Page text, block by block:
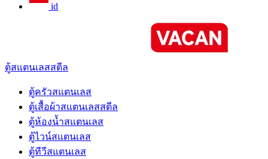
id
ตู้สแตนเลสสตีล
ตู้ครัวสแตนเลส
ตู้เสื้อผ้าสแตนเลสสตีล
ตู้ห้องน้ำสแตนเลส
ตู้ไวน์สแตนเลส
ตู้ทีวีสแตนเลส